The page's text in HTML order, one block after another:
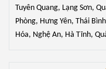
Tuyên Quang, Lạng Sơn,
Phòng, Hưng Yên, Thái
Hóa, Nghệ An, Hà Tĩnh,